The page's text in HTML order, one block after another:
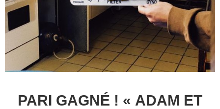
PARI GAGNÉ ! « ADAM ET